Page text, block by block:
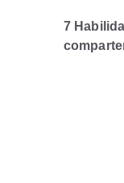
7